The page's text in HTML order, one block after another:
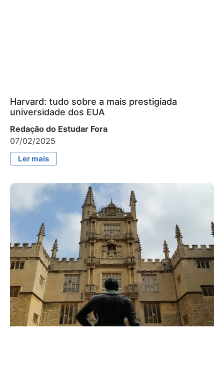
Harvard: tudo sobre a mais prestigiada
universidade dos EUA
Redação do Estudar Fora
07/02/2025
Ler mais